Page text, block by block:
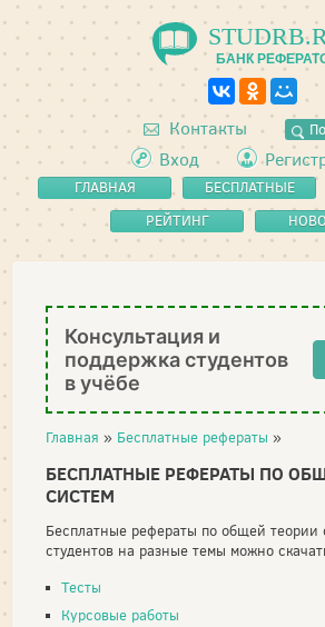
БАНК
Контакты
Вход
ГЛАВНАЯ
БЕСПЛАТНЫЕ
РЕФЕРАТЫ
РЕЙТИНГ
Консультация и
поддержка студентов
в учёбе
Главная » Бесплатные рефераты »
БЕСПЛАТНЫЕ РЕФЕРАТЫ ПО
СИСТЕМ
Бесплатные рефераты по общей теории
студентов на разные темы можно
Тесты
Курсовые работы